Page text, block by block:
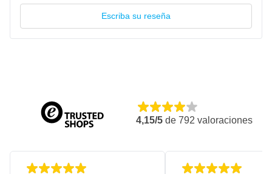
Escriba su reseña
4,15/5 de 792 valoraciones